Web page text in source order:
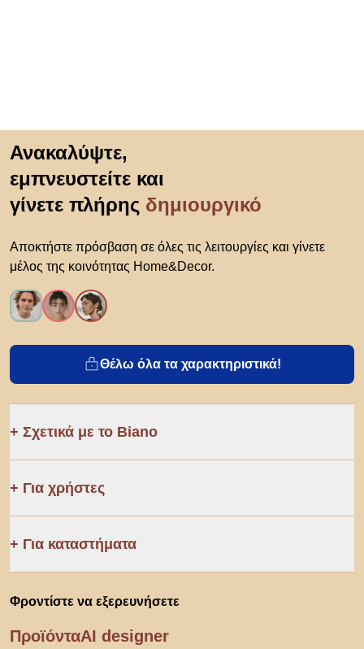
Ανακαλύψτε,
εμπνευστείτε και
γίνετε πλήρης δημιουργικό
Αποκτήστε πρόσβαση σε όλες τις λειτουργίες και γίνετε
μέλος της κοινότητας Home&Decor.
Θέλω όλα τα χαρακτηριστικά!
Σχετικά με το Biano
Για χρήστες
Για καταστήματα
Φροντίστε να εξερευνήσετε
ΠροϊόνταAI designer